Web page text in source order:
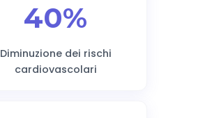
40%
Diminuzione dei rischi
cardiovascolari